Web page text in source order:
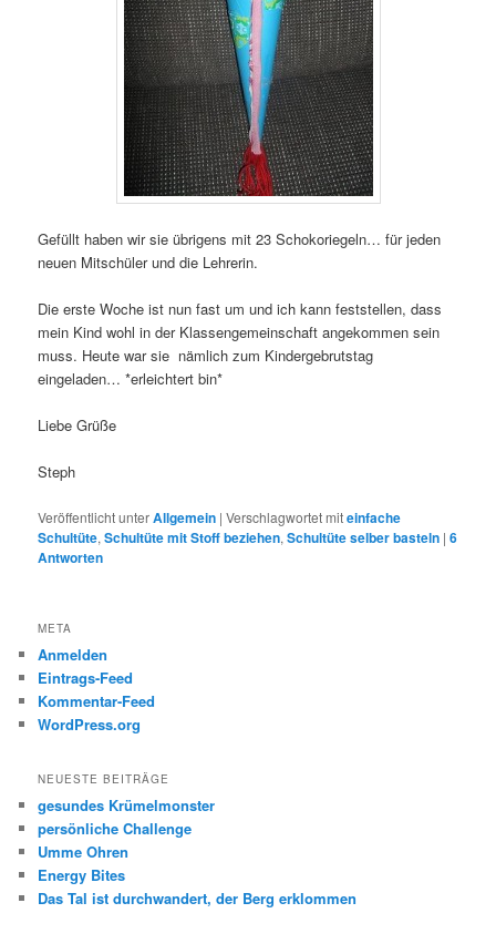
Gefüllt haben wir sie übrigens mit 23 Schokoriegeln… für jeden
neuen Mitschüler und die Lehrerin.
Die erste Woche ist nun fast um und ich kann feststellen, dass
mein Kind wohl in der Klassengemeinschaft angekommen sein
muss. Heute war sie nämlich zum Kindergebrutstag
eingeladen… *erleichtert bin*
Liebe Grüße
Steph
Veröffentlicht unterAllgemein |Verschlagwortet miteinfache
Schultüte,Schultüte mit Stoff beziehen,Schultüte selber basteln |6
Antworten
META
Anmelden
Eintrags-Feed
Kommentar-Feed
WordPress.org
NEUESTE BEITRÄGE
gesundes Krümelmonster
persönliche Challenge
Umme Ohren
Energy Bites
Das Tal ist durchwandert, der Berg erklommen